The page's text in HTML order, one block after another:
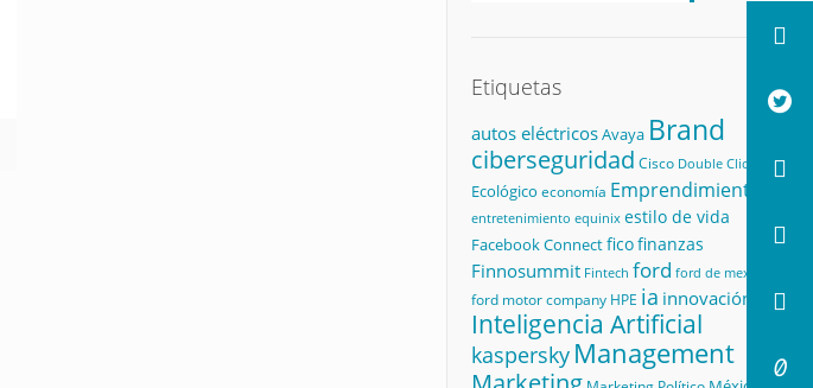
Etiquetas
autos eléctricosAvaya Brand
ciberseguridad Cisco Double Click
Ecológico economía Emprendimiento
entretenimiento equinix estilo de vida
Facebook Connectficofinanzas
Finnosummit Fintech ford ford de mexico
ford motor company HPE ia innovación
Inteligencia Artificial
kaspersky Management